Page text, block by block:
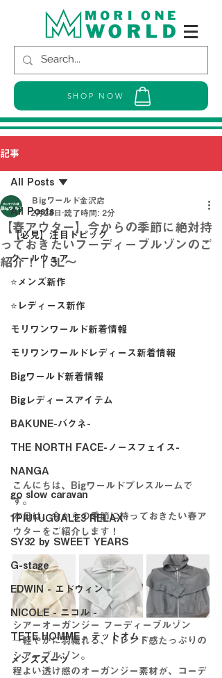
SHOP NOW
記事
All Posts
【必見】注目トピック
クールウェア
⭐メンズ新作
⭐レディース新作
モリワンワールド新着情報
モリワンワールドレディース新着情報
Bigワールド新着情報
Bigレディースアイテム
BAKUNE-バクネ-
THE NORTH FACE-ノースフェイス-
NANGA
go slow caravan
1PIU1UGUALE3 RELAX
SY32 by SWEET YEARS
G-stage
EDWIN - エドウィン -
NICOLE - ニコル -
TETE HOMME - テットオム -
メンズスーツ
All Posts
【春アウター】今からの季節に絶対持
っておきたいフーディーブルゾンのご
紹介！｜3L～
Ｂigワールド金沢店
2月28日 読了時間: 2分
こんにちは、Bigワールドプレスルームで
す。
本日は、今からの季節に持っておきたい春ア
ウターをご紹介します！
シアーオーガンジー フーディーブルゾン
→軽やかに羽織れる、トレンド感たっぷりの
シアーブルゾン。
程よい透け感のオーガンジー素材が、コーデ